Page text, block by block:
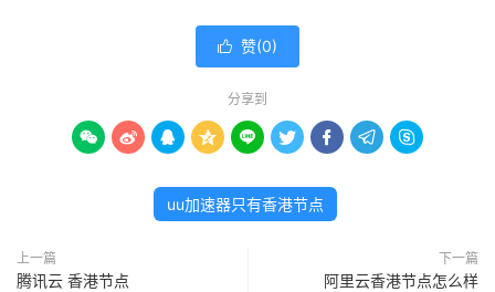
 赞(0)
分享到
        
uu加速器只有香港节点
上一篇
腾讯云 香港节点
下一篇
阿里云香港节点怎么样